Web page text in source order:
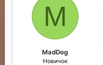
M
MadDog
Новичок